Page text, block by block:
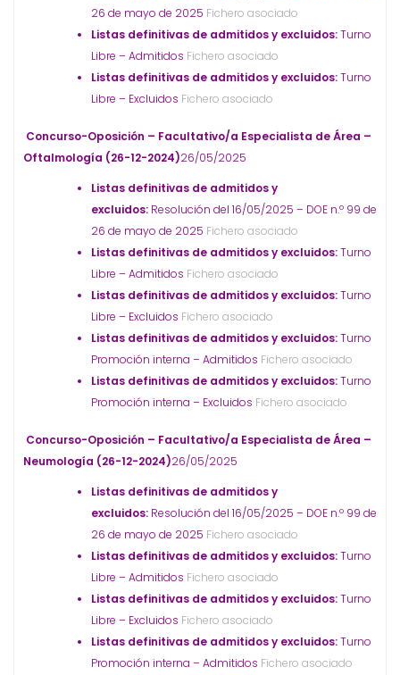
26 de mayo de 2025 Fichero asociado
Listas definitivas de admitidos y excluidos:Turno
Libre – Admitidos Fichero asociado
Listas definitivas de admitidos y excluidos:Turno
Libre – Excluidos Fichero asociado
Concurso-Oposición – Facultativo/a Especialista de Área –
Oftalmología (26-12-2024)26/05/2025
Listas definitivas de admitidos y
excluidos: Resolución del 16/05/2025 – DOE n.º 99 de
26 de mayo de 2025 Fichero asociado
Listas definitivas de admitidos y excluidos:Turno
Libre – Admitidos Fichero asociado
Listas definitivas de admitidos y excluidos:Turno
Libre – Excluidos Fichero asociado
Listas definitivas de admitidos y excluidos:Turno
Promoción interna – Admitidos Fichero asociado
Listas definitivas de admitidos y excluidos:Turno
Promoción interna – Excluidos Fichero asociado
Concurso-Oposición – Facultativo/a Especialista de Área –
Neumología (26-12-2024)26/05/2025
Listas definitivas de admitidos y
excluidos: Resolución del 16/05/2025 – DOE n.º 99 de
26 de mayo de 2025 Fichero asociado
Listas definitivas de admitidos y excluidos:Turno
Libre – Admitidos Fichero asociado
Listas definitivas de admitidos y excluidos:Turno
Libre – Excluidos Fichero asociado
Listas definitivas de admitidos y excluidos:Turno
Promoción interna – Admitidos Fichero asociado